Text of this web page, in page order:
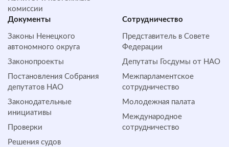
комиссии
Документы
Законы Ненецкого
автономного округа
Законопроекты
Постановления Собрания
депутатов НАО
Законодательные
инициативы
Проверки
Решения судов
Сотрудничество
Представитель в Совете
Федерации
Депутаты Госдумы от НАО
Межпарламентское
сотрудничество
Молодежная палата
Международное
сотрудничество